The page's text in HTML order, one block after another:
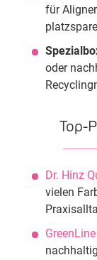
für
oder
Top-
Dr. Hinz
vielen